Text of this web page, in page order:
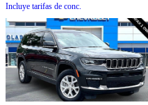
Incluye tarifas de conc.